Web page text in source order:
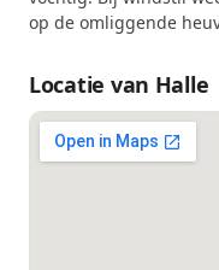
op de omliggende
Locatie van Halle